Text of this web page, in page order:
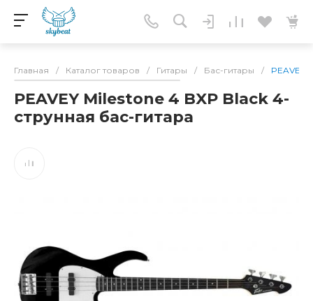
Главная / Каталог товаров / Гитары / Бас-гитары / PEAVEY
PEAVEY Milestone 4 BXP Black 4-
струнная бас-гитара